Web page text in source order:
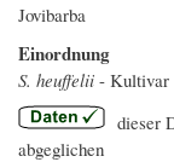
Jovibarba
Einordnung
S. heuffelii - Kultivar
dieser
abgeglichen